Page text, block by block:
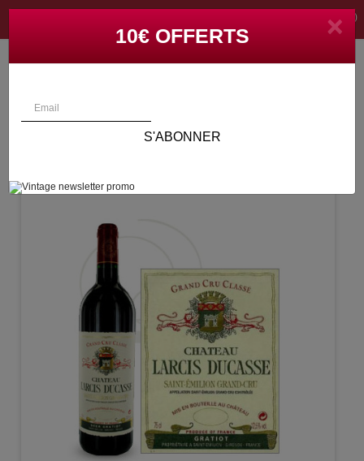
(0)
10€ OFFERTS ×
S'ABONNER